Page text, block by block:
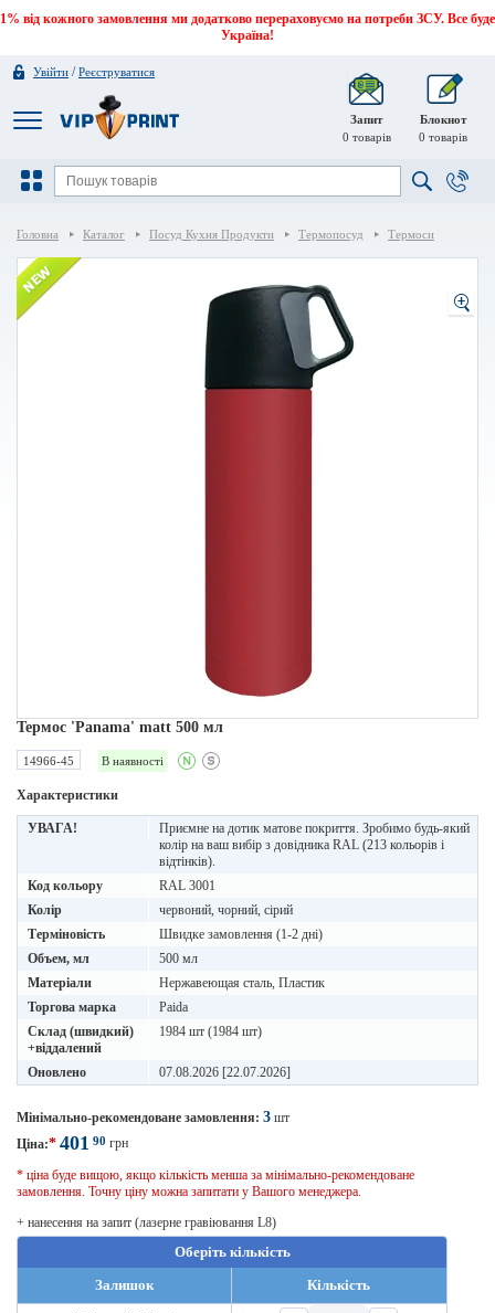
1% від кожного замовлення ми додатково перераховуємо на потреби ЗСУ. Все буде
Україна!
Увійти /Реєструватися
Запит
0 товарів
Блокнот
0 товарів
Головна Каталог Посуд Кухня Продукти Термопосуд Термоси
Термос 'Panama' matt 500 мл
14966-45 В наявності
Характеристики
УВАГА!
Приємне на дотик матове покриття. Зробимо будь-який
колір на ваш вибір з довідника RAL (213 кольорів і
відтінків).
Код кольору
RAL 3001
Колір
червоний, чорний, сірий
Терміновість
Швидке замовлення (1-2 дні)
Объем, мл
500 мл
Матеріали
Нержавеющая сталь, Пластик
Торгова марка
Paida
Склад (швидкий)
+віддалений
1984 шт (1984 шт)
Оновлено 07.08.2026 [22.07.2026]
Мінімально-рекомендоване замовлення: 3 шт
Ціна:* 401 90 грн
* ціна буде вищою, якщо кількість менша за мінімально-рекомендоване
замовлення. Точну ціну можна запитати у Вашого менеджера.
+ нанесення на запит (лазерне гравіювання L8)
Оберіть кількість
Залишок
Кількість